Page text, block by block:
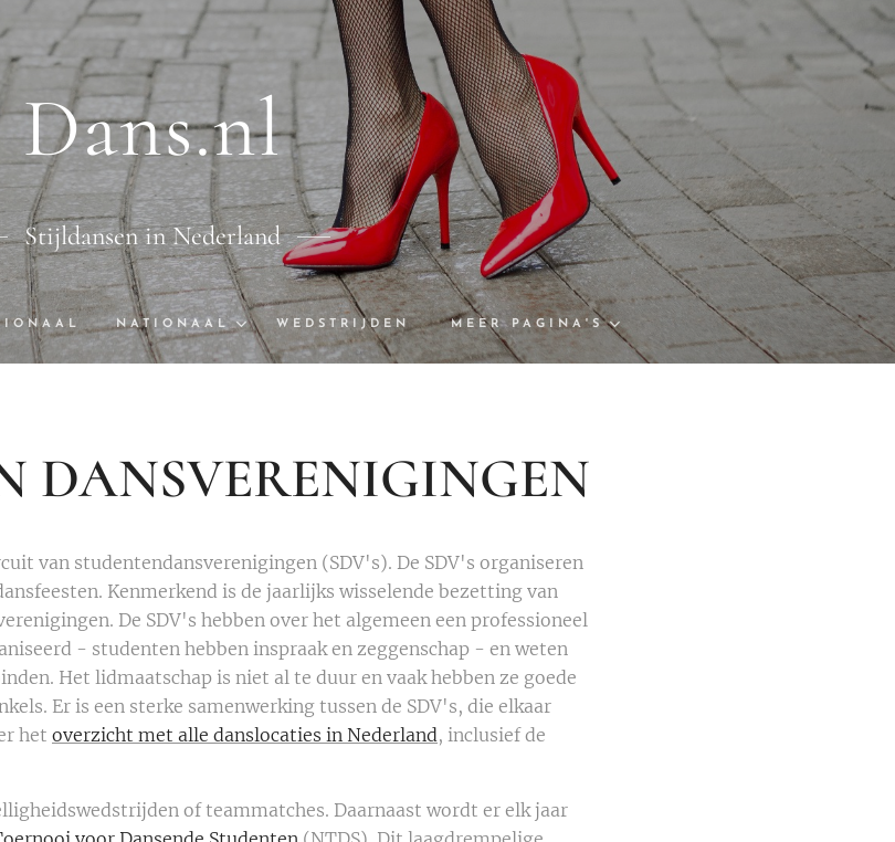
Dans.nl
Stijldansen in Nederland
NATIONAAL WEDSTRIJDEN MEER PAGINA'S
DANSVERENIGINGEN
van studentendansverenigingen (SDV's). De SDV's organiseren
Kenmerkend is de jaarlijks wisselende bezetting van
De SDV's hebben over het algemeen een professioneel
- studenten hebben inspraak en zeggenschap - en weten
Het lidmaatschap is niet al te duur en vaak hebben ze goede
Er is een sterke samenwerking tussen de SDV's, die elkaar
het overzicht met alle danslocaties in Nederland, inclusief de
of teammatches. Daarnaast wordt er elk jaar